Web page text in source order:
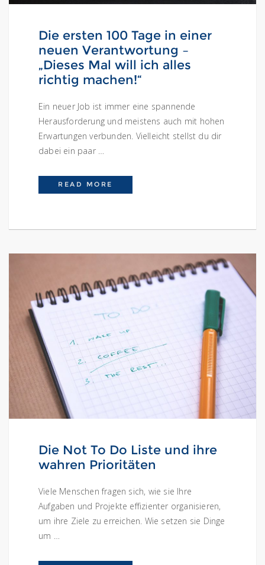
Die ersten 100 Tage in einer
neuen Verantwortung –
„Dieses Mal will ich alles
richtig machen!“
Ein neuer Job ist immer eine spannende
Herausforderung und meistens auch mit hohen
Erwartungen verbunden. Vielleicht stellst du dir
dabei ein paar …
READ MORE
Die Not To Do Liste und ihre
wahren Prioritäten
Viele Menschen fragen sich, wie sie Ihre
Aufgaben und Projekte effizienter organisieren,
um ihre Ziele zu erreichen. Wie setzen sie Dinge
um …